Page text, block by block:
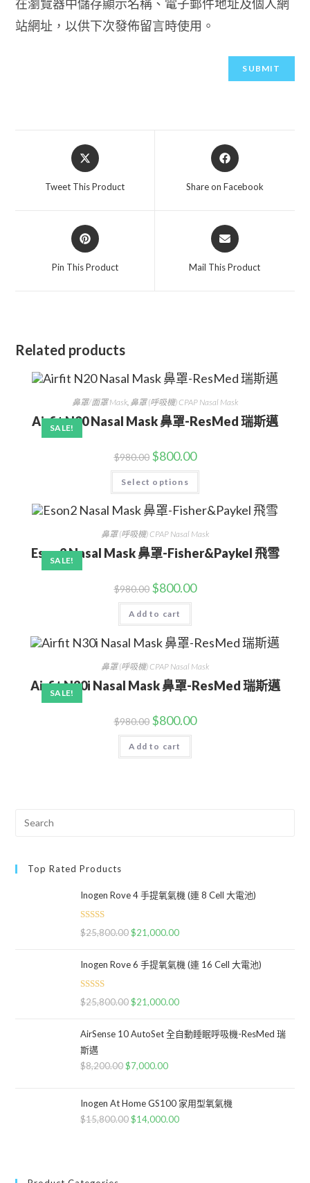
在瀏覽器中儲存顯示名稱、電子郵件地址及個人網
站網址，以供下次發佈留言時使用。
Opens
in
Tweet This Product
Opens
in
Share on Facebook
Opens
in
Pin This Product
Opens
in
Mail This Product
Related products
SALE!
鼻罩/面罩 Mask 鼻罩 (呼吸機) CPAP Nasal Mask
Airfit N20 Nasal Mask 鼻罩-ResMed 瑞斯邁
$980.00 $800.00
Select options
SALE!
鼻罩 (呼吸機) CPAP Nasal Mask
Eson2 Nasal Mask 鼻罩-Fisher&Paykel 飛雪
$980.00 $800.00
Add to cart
SALE!
鼻罩 (呼吸機) CPAP Nasal Mask
Airfit N30i Nasal Mask 鼻罩-ResMed 瑞斯邁
$980.00 $800.00
Add to cart
Top Rated Products
Inogen Rove 4 手提氧氣機 (連 8 Cell 大電池)
Rated5.00
$25,800.00 $21,000.00
Inogen Rove 6 手提氧氣機 (連 16 Cell 大電池)
Rated5.00
$25,800.00 $21,000.00
AirSense 10 AutoSet 全自動睡眠呼吸機-ResMed 瑞
斯邁
$8,200.00 $7,000.00
Inogen At Home GS100 家用型氧氣機
$15,800.00 $14,000.00